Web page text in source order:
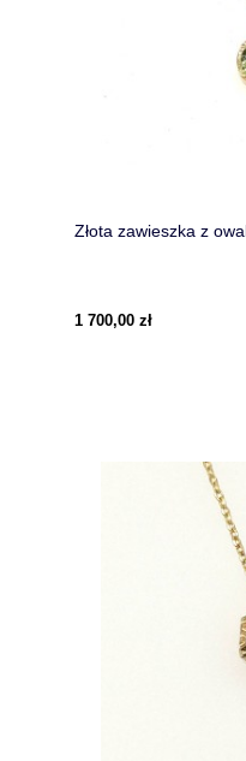
Złota zawieszka z
1 700,00 zł